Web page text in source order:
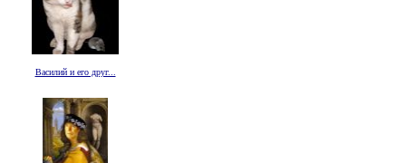
Василий и его друг...